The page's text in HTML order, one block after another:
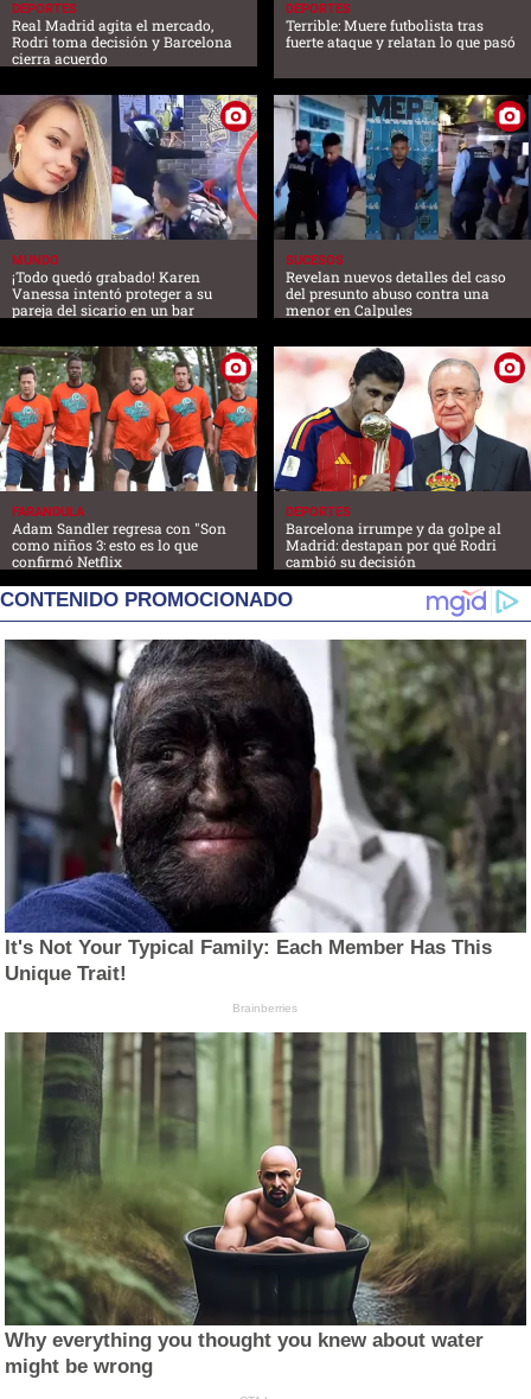
DEPORTES
Real Madrid agita el mercado,
Rodri toma decisión y Barcelona
cierra acuerdo
DEPORTES
Terrible: Muere futbolista tras
fuerte ataque y relatan lo que pasó
MUNDO
¡Todo quedó grabado! Karen
Vanessa intentó proteger a su
pareja del sicario en un bar
SUCESOS
Revelan nuevos detalles del caso
del presunto abuso contra una
menor en Calpules
FARANDULA
Adam Sandler regresa con "Son
como niños 3: esto es lo que
confirmó Netflix
DEPORTES
Barcelona irrumpe y da golpe al
Madrid: destapan por qué Rodri
cambió su decisión
CONTENIDO PROMOCIONADO
It's Not Your Typical Family: Each Member Has This
Unique Trait!
Brainberries
Why everything you thought you knew about water
might be wrong